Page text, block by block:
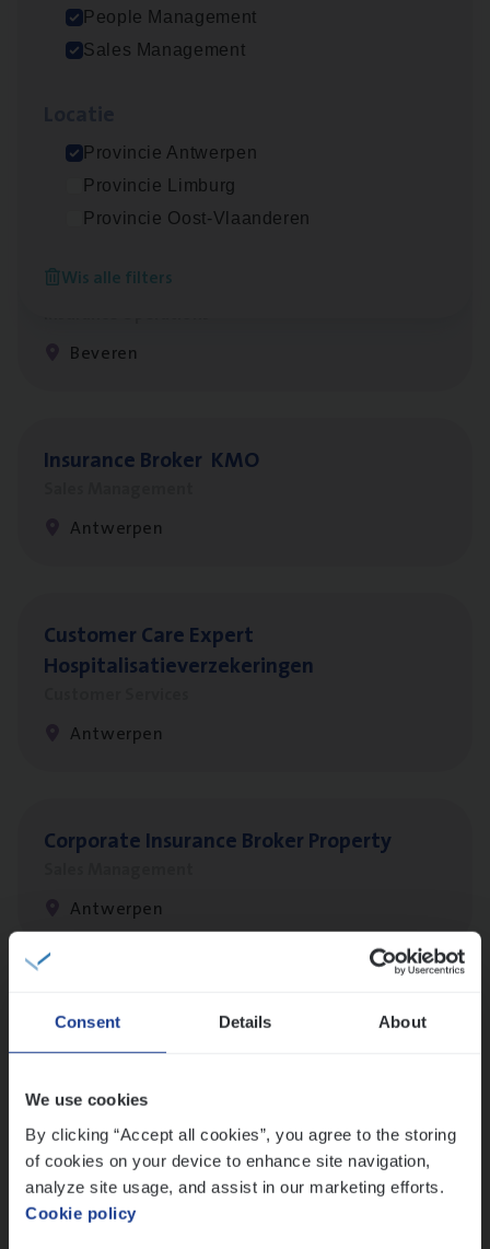
Consent Details About
We use cookies
By clicking “Accept all cookies”, you agree to the storing
of cookies on your device to enhance site navigation,
analyze site usage, and assist in our marketing efforts.
Cookie policy
People Management
Sales Management
Provincie Antwerpen
Provincie Limburg
Provincie Oost-Vlaanderen
Wis alle filters
Antwerpen
Benefits
Beveren
Insu­ran­ce Bro­ker KMO
Antwerpen
Cus­to­mer Care Expert
Hospitalisatieverzekeringen
Antwerpen
Cor­po­ra­te Insu­ran­ce Bro­ker Property
Antwerpen
Scha­de Expert Fleet
Busi­ness Mana­ger Mari­ne Cargo
People Management, Sales Management